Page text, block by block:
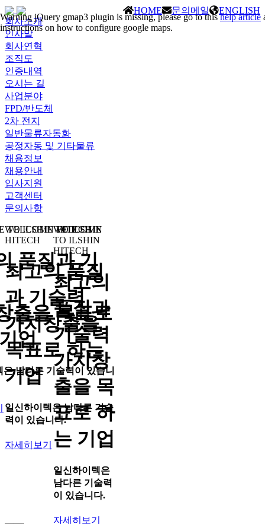
HOME 문의메일
ENGLISH
회사소개
인사말
회사연혁
조직도
인증내역
오시는 길
사업분야
FPD/반도체
2차 전지
일반물류자동화
공정자동 및 기타물류
채용정보
채용안내
입사지원
고객센터
문의사항
WELCOME TO ILSHIN
HITECH
최고의 품질
과 기술력
가치창출을
목표로 하는
기업
일신하이텍 은 남다른 기술
력이 있습니다.
자세히보기
WELCOME
TO ILSHIN
HITECH
최고의
품질과
기술력
가치창
출을 목
표로 하
는 기업
일신하이텍 은
남다른 기술력
이 있습니다.
자세히보기
TO ILSHIN HITECH
품질과 기
출을 목표로
업
은 남다른 기술력이 있습니
Warning jQuery gmap3 plugin is missing, please go to thishelp article
instructions on how to configure google maps.